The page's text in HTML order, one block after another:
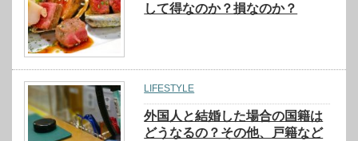
して得なのか？損なのか？
LIFESTYLE
外国人と結婚した場合の国籍は
どうなるの？その他、戸籍など